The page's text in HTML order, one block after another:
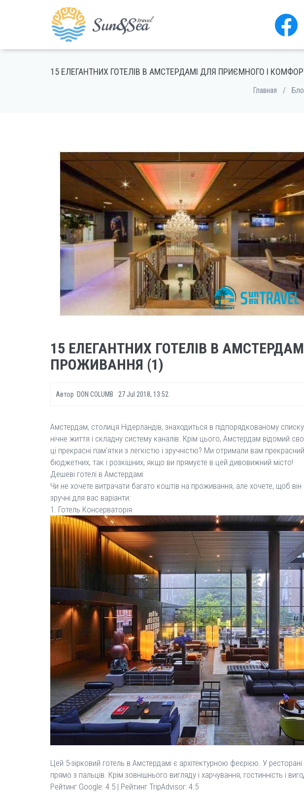
15 ЕЛЕГАНТНИХ ГОТЕЛІВ В АМСТЕРДАМІ ДЛЯ ПРИЄМНОГО І
Главная /
15 ЕЛЕГАНТНИХ ГОТЕЛІВ В
ПРОЖИВАННЯ (1)
Автор DON COLUMB 27 Jul 2018, 13:52
Амстердам, столиця Нідерландів, знаходиться в підпорядкованому
нічне життя і складну систему каналів. Крім цього, Амстердам відомий
ці прекрасні пам'ятки з легкістю і зручністю? Ми отримали вам
бюджетних, так і розкішних, якщо ви прямуєте в цей дивовижний місто!
Дешеві готелі в Амстердамі
Чи не хочете витрачати багато коштів на проживання, але хочете, щоб
зручні для вас варіанти:
1. Готель Консерваторія
Цей 5-зірковий готель в Амстердамі є архітектурною феєрією. У
прямо з пальців. Крім зовнішнього вигляду і харчування, гостинність і
Рейтинг Google: 4.5 | Рейтинг TripAdvisor: 4.5